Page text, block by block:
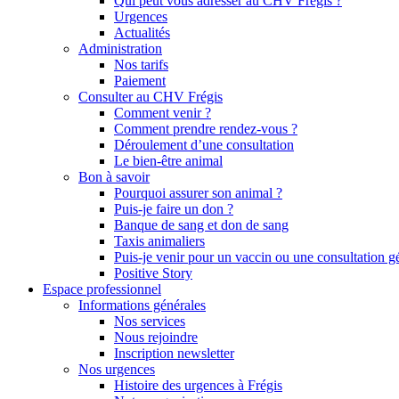
Urgences
Actualités
Administration
Nos tarifs
Paiement
Consulter au CHV Frégis
Comment venir ?
Comment prendre rendez-vous ?
Déroulement d’une consultation
Le bien-être animal
Bon à savoir
Pourquoi assurer son animal ?
Puis-je faire un don ?
Banque de sang et don de sang
Taxis animaliers
Puis-je venir pour un vaccin ou une consultation
Positive Story
Espace professionnel
Informations générales
Nos services
Nous rejoindre
Inscription newsletter
Nos urgences
Histoire des urgences à Frégis